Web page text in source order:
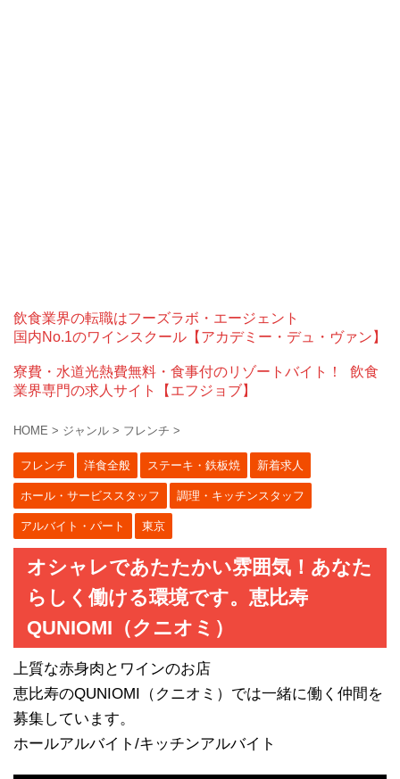
飲食業界の転職はフーズラボ・エージェント
国内No.1のワインスクール【アカデミー・デュ・ヴァン】
寮費・水道光熱費無料・食事付のリゾートバイト！
飲食
業界専門の求人サイト【エフジョブ】
HOME > ジャンル > フレンチ >
フレンチ 洋食全般 ステーキ・鉄板焼 新着求人
ホール・サービススタッフ 調理・キッチンスタッフ
アルバイト・パート 東京
オシャレであたたかい雰囲気！あなた
らしく働ける環境です。恵比寿
QUNIOMI（クニオミ）
上質な赤身肉とワインのお店
恵比寿のQUNIOMI（クニオミ）では一緒に働く仲間を
募集しています。
ホールアルバイト/キッチンアルバイト